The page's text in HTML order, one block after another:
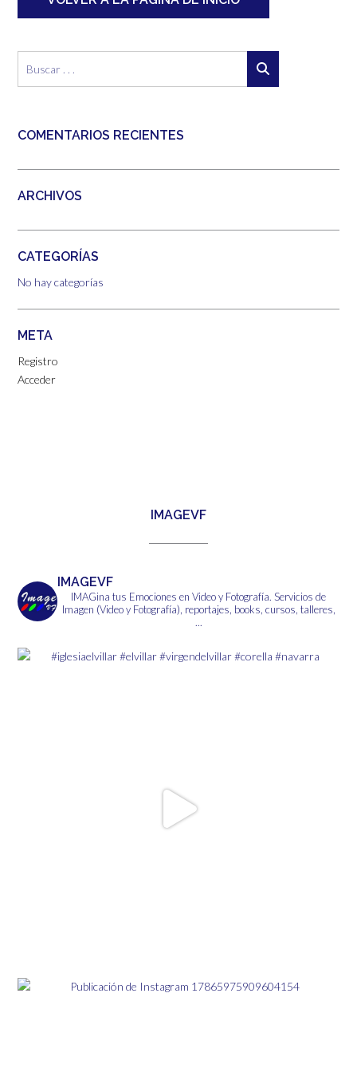
COMENTARIOS RECIENTES
ARCHIVOS
CATEGORÍAS
No hay categorías
META
Registro
Acceder
IMAGEVF
IMAGEVF
IMAGina tus Emociones en Video y Fotografía. Servicios de
Imagen (Video y Fotografía), reportajes, books, cursos, talleres,
...